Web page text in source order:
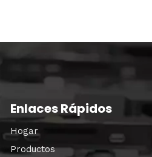
Enlaces Rápidos
Hogar
Productos